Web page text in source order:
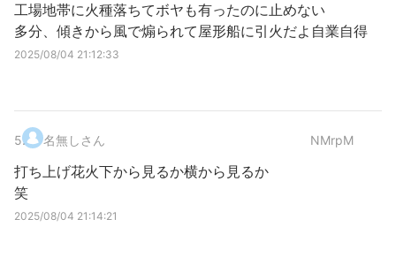
工場地帯に火種落ちてボヤも有ったのに止めない
多分、傾きから風で煽られて屋形船に引火だよ自業自得
2025/08/04 21:12:33
5. 名無しさん NMrpM
打ち上げ花火下から見るか横から見るか
笑
2025/08/04 21:14:21